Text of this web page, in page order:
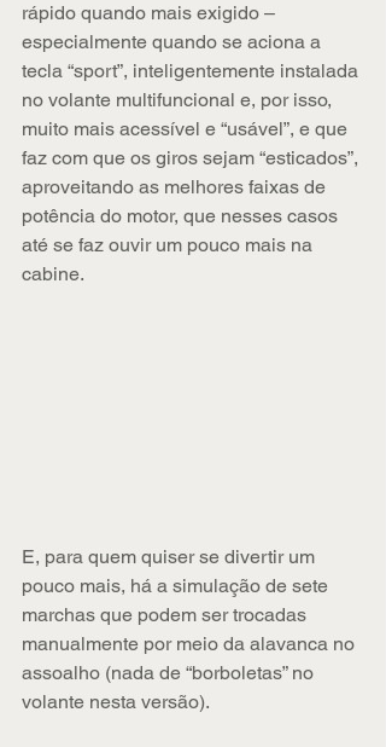
rápido quando mais exigido –
especialmente quando se aciona a
tecla “sport”, inteligentemente instalada
no volante multifuncional e, por isso,
muito mais acessível e “usável”, e que
faz com que os giros sejam “esticados”,
aproveitando as melhores faixas de
potência do motor, que nesses casos
até se faz ouvir um pouco mais na
cabine.
E, para quem quiser se divertir um
pouco mais, há a simulação de sete
marchas que podem ser trocadas
manualmente por meio da alavanca no
assoalho (nada de “borboletas” no
volante nesta versão).